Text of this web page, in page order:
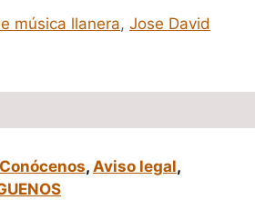
música llanera,Jose David
Conócenos, Aviso legal,